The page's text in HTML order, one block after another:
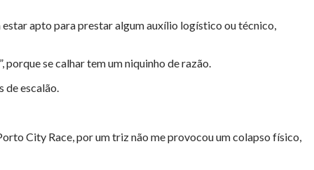
estar apto para prestar algum auxílio logístico ou técnico,
”, porque se calhar tem um niquinho de razão.
de escalão.
City Race, por um triz não me provocou um colapso físico,